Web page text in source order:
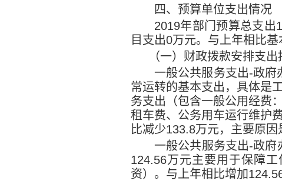
四、预算单位支出情况
2019年部门预算总支出
目支出0万元。与上年相比基
（一）财政拨款安排支
一般公共服务支出-政府
常运转的基本支出，具体是
务支出（包含一般公用经费
租车费、公务用车运行维护
比减少133.8万元，主要原
一般公共服务支出-政府
124.56万元主要用于保障
资）。与上年相比增加